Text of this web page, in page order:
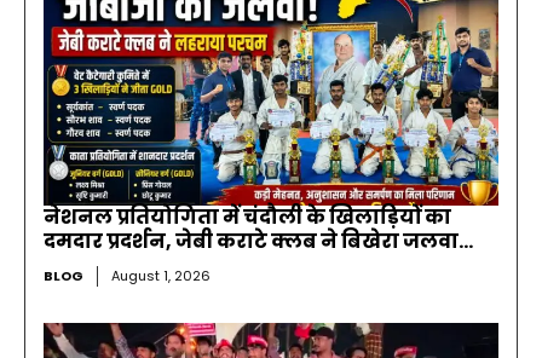
नेशनल प्रतियोगिता में चंदौली के खिलाड़ियों का
दमदार प्रदर्शन, जेबी कराटे क्लब ने बिखेरा जलवा…
BLOG August 1, 2026